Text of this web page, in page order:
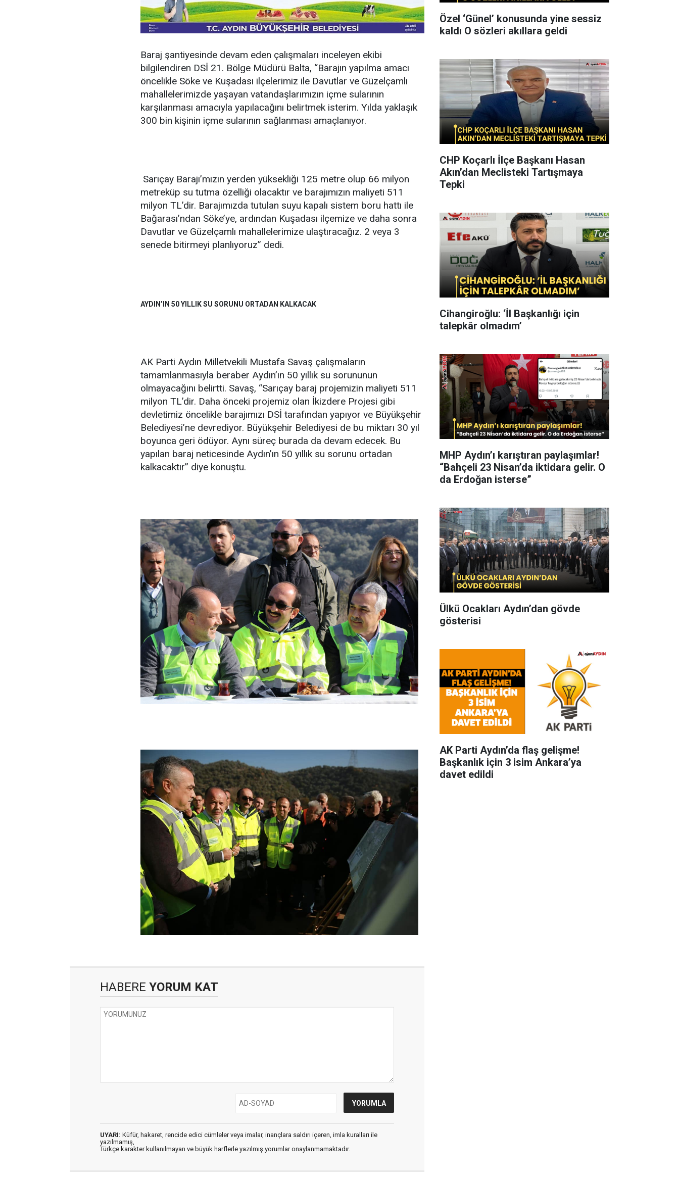
Baraj şantiyesinde devam eden çalışmaları inceleyen ekibi
bilgilendiren DSİ 21. Bölge Müdürü Balta, “Barajın yapılma amacı
öncelikle Söke ve Kuşadası ilçelerimiz ile Davutlar ve Güzelçamlı
mahallelerimizde yaşayan vatandaşlarımızın içme sularının
karşılanması amacıyla yapılacağını belirtmek isterim. Yılda yaklaşık
300 bin kişinin içme sularının sağlanması amaçlanıyor.
Sarıçay Barajı’mızın yerden yüksekliği 125 metre olup 66 milyon
metreküp su tutma özelliği olacaktır ve barajımızın maliyeti 511
milyon TL’dir. Barajımızda tutulan suyu kapalı sistem boru hattı ile
Bağarası’ndan Söke’ye, ardından Kuşadası ilçemize ve daha sonra
Davutlar ve Güzelçamlı mahallelerimize ulaştıracağız. 2 veya 3
senede bitirmeyi planlıyoruz” dedi.
AYDIN’IN 50 YILLIK SU SORUNU ORTADAN KALKACAK
AK Parti Aydın Milletvekili Mustafa Savaş çalışmaların
tamamlanmasıyla beraber Aydın’ın 50 yıllık su sorununun
olmayacağını belirtti. Savaş, “Sarıçay baraj projemizin maliyeti 511
milyon TL’dir. Daha önceki projemiz olan İkizdere Projesi gibi
devletimiz öncelikle barajımızı DSİ tarafından yapıyor ve Büyükşehir
Belediyesi’ne devrediyor. Büyükşehir Belediyesi de bu miktarı 30 yıl
boyunca geri ödüyor. Aynı süreç burada da devam edecek. Bu
yapılan baraj neticesinde Aydın’ın 50 yıllık su sorunu ortadan
kalkacaktır” diye konuştu.
HABERE YORUM KAT
UYARI: Küfür, hakaret, rencide edici cümleler veya imalar, inançlara saldırı içeren, imla kuralları ile
yazılmamış,
Türkçe karakter kullanılmayan ve büyük harflerle yazılmış yorumlar onaylanmamaktadır.
Özel ‘Günel’ konusunda yine sessiz
kaldı O sözleri akıllara geldi
CHP Koçarlı İlçe Başkanı Hasan
Akın’dan Meclisteki Tartışmaya
Tepki
Cihangiroğlu: ‘İl Başkanlığı için
talepkâr olmadım’
MHP Aydın’ı karıştıran paylaşımlar!
“Bahçeli 23 Nisan’da iktidara gelir. O
da Erdoğan isterse”
Ülkü Ocakları Aydın’dan gövde
gösterisi
AK Parti Aydın’da flaş gelişme!
Başkanlık için 3 isim Ankara’ya
davet edildi